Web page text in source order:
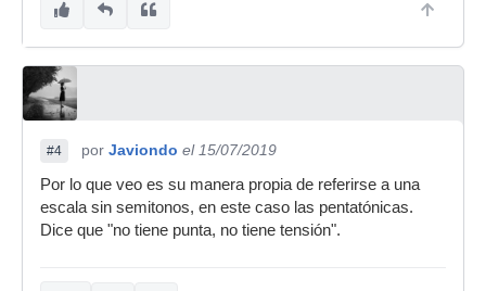
#4 por Javiondo el 15/07/2019
Por lo que veo es su manera propia de referirse a una
escala sin semitonos, en este caso las pentatónicas.
Dice que "no tiene punta, no tiene tensión".